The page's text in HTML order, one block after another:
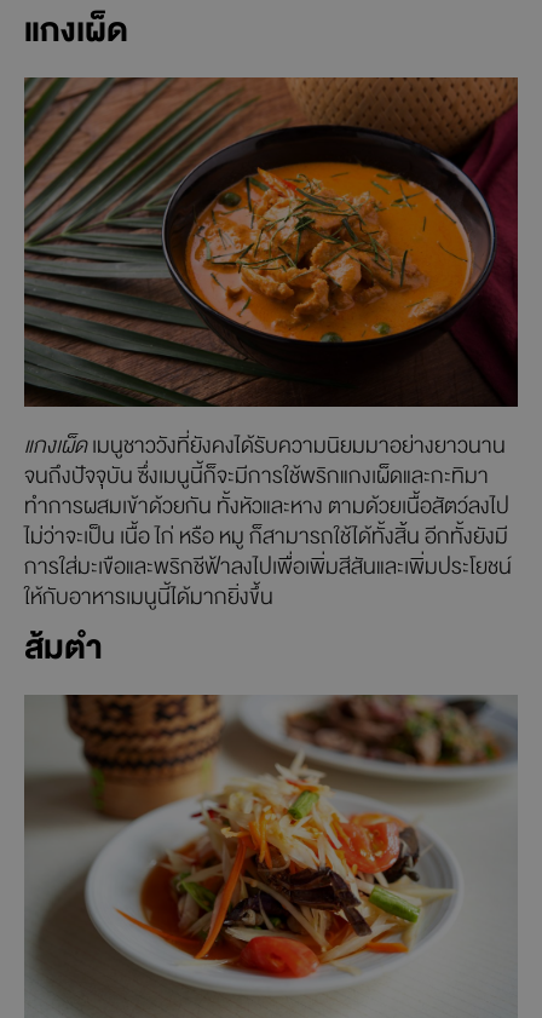
แกงเผ็ด
แกงเผ็ดเมนูชาววังที่ยังคงได้รับความนิยมมาอย่างยาวนาน
จนถึงปัจจุบัน ซึ่งเมนูนี้ก็จะมีการใช้พริกแกงเผ็ดและกะทิมา
ทำการผสมเข้าด้วยกัน ทั้งหัวและหาง ตามด้วยเนื้อสัตว์ลงไป
ไม่ว่าจะเป็น เนื้อ ไก่ หรือ หมู ก็สามารถใช้ได้ทั้งสิ้น อีกทั้งยังมี
การใส่มะเขือและพริกชีฟ้าลงไปเพื่อเพิ่มสีสันและเพิ่มประโยชน์
ให้กับอาหารเมนูนี้ได้มากยิ่งขึ้น
ส้มตำ